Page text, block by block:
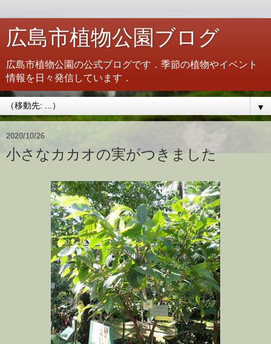
広島市植物公園ブログ
広島市植物公園の公式ブログです．季節の植物やイベント
情報を日々発信しています．
▼
2020/10/26
小さなカカオの実がつきました